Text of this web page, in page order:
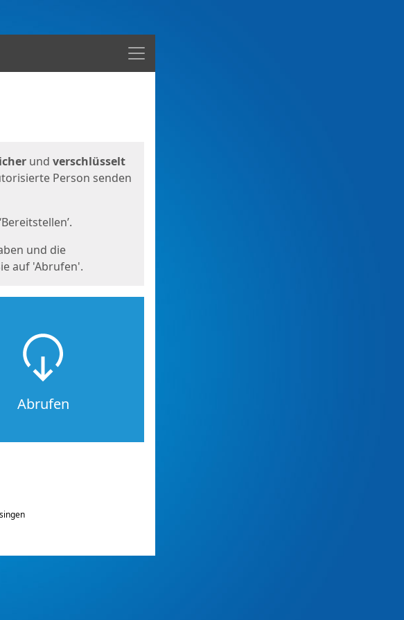
Menü
und verschlüsselt
Person senden
und die
auf 'Abrufen'.
Abrufen